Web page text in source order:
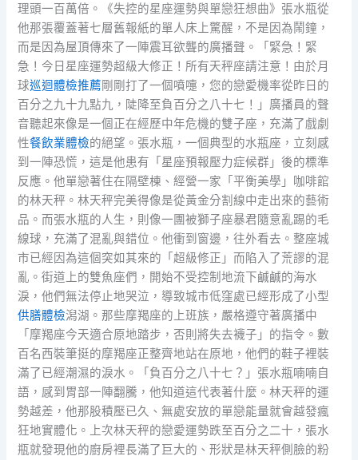
理頭一百萬倍。《失控的星座運勢與單戀狂想曲》張水瓶從
他那張覆蓋著七層舊報紙的單人床上驚醒，不是因為鬧鐘，
而是因為屋頂傳來了一陣震耳欲聾的廣播聲。「緊急！緊
急！今日星座運勢超級大修正！所有天秤座請注意！由於月
球巡迴體檢推薦剛剛打了一個噴嚏，您的戀愛機率從昨日的
百分之九十九點九，陡降至負百分之八十七！」廣播員的聲
音聽起來像是一個正在經歷中年危機的雙子座，充滿了戲劇
性餐飲業體檢的絕望。張水瓶，一個典型的水瓶座，立刻感
到一陣恐慌，這是他患有「星座預報壓力症候群」後的標準
反應。他單戀著住在隔壁棟、經營一家「平衡美學」咖啡館
的林天秤。林天秤完美得像是從黃金分割線中走出來的藝術
品。而張水瓶的人生，則像一團被獅子座暴君隨意亂踢的毛
線球，充滿了混亂與錯位。他衝到窗邊，往外看去。整座城
市已經因為這個突如其來的「超級修正」而陷入了荒謬的混
亂。街道上的雙魚座們，開始不受控制地流下鹹鹹的海水
淚，他們無法停止地哭泣，導致城市低窪處已經形成了小型
供膳體檢潟湖。那些摩羯座的上班族，嚴格遵守著廣播中
「摩羯座今天適合原地踏步，否則將失去襪子」的指令。數
百名西裝筆挺的摩羯座正整齊地站在原地，他們的鞋子裡裝
滿了已經潮濕的淚水。「負百分之八十七？」張水瓶喃喃自
語，感到胃部一陣翻騰，他知道這代表著什麼。林天秤的運
勢越差，他那股積壓已久、無處安放的單戀能量就會越發瘋
狂地實體化。上次林天秤的戀愛運勢跌至百分之二十，張水
瓶就發現他的廚房裡長滿了巨大的、形狀是林天秤側臉的粉